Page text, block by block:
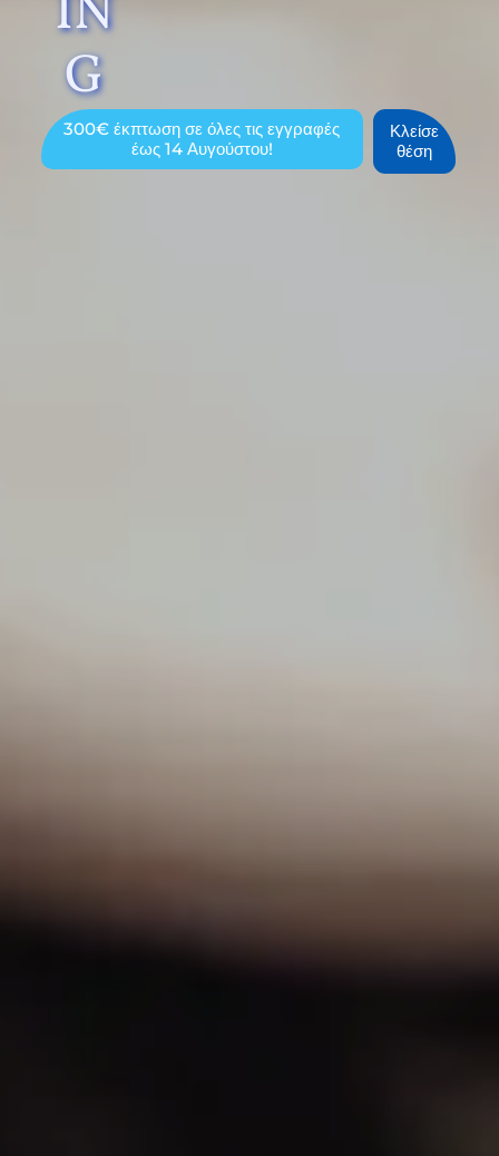
G
300€ έκπτωση σε όλες τις εγγραφές
έως 14 Αυγούστου!
Κλείσε
θέση